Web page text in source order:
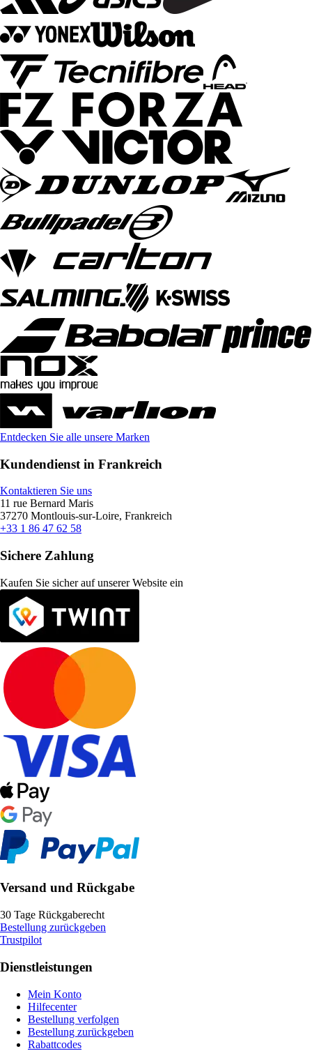
Entdecken Sie alle unsere Marken
Kundendienst in Frankreich
Kontaktieren Sie uns
11 rue Bernard Maris
37270 Montlouis-sur-Loire, Frankreich
+33 1 86 47 62 58
Sichere Zahlung
Kaufen Sie sicher auf unserer Website ein
Versand und Rückgabe
30 Tage Rückgaberecht
Bestellung zurückgeben
Trustpilot
Dienstleistungen
Mein Konto
Hilfecenter
Bestellung verfolgen
Bestellung zurückgeben
Rabattcodes